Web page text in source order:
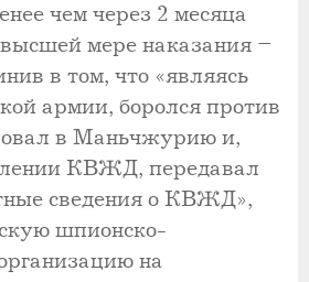
чем через 2 месяца
мере наказания –
в том, что «являясь
армии, боролся против
в Маньчжурию и,
КВЖД, передавал
сведения о КВЖД»,
шпионско-
на